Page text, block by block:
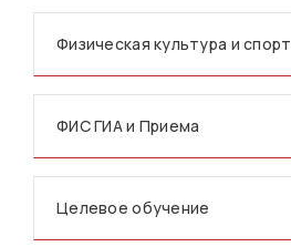
Физическая культура и спорт
ФИС ГИА и Приема
Целевое обучение